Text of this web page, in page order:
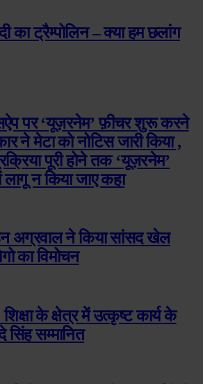
का ट्रैम्पोलिन – क्या हम छलांग
पर ‘यूज़रनेम’ फ़ीचर शुरू करने
ने मेटा को नोटिस जारी किया ,
पूरी होने तक ‘यूज़रनेम’
न किया जाए कहा
अग्रवाल ने किया सांसद खेल
का विमोचन
के क्षेत्र में उत्कृष्ट कार्य के
सम्मानित